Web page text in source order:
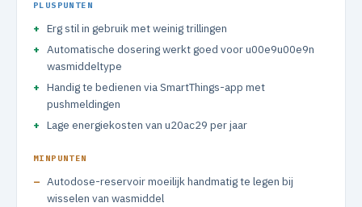
PLUSPUNTEN
Erg stil in gebruik met weinig trillingen
Automatische dosering werkt goed voor u00e9u00e9n
wasmiddeltype
Handig te bedienen via SmartThings-app met
pushmeldingen
Lage energiekosten van u20ac29 per jaar
MINPUNTEN
Autodose-reservoir moeilijk handmatig te legen bij
wisselen van wasmiddel